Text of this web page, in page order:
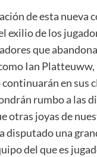
de esta
exilio de los
que
Ian
en sus
rumbo a las
otras joyas de
disputado una
del que es